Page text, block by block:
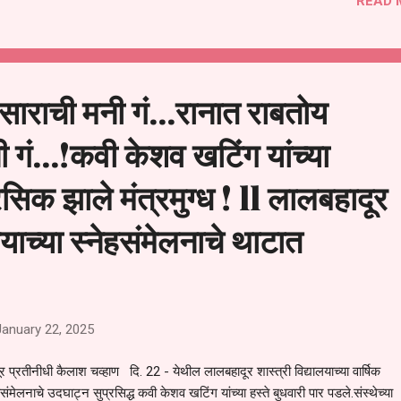
हा मूलमंत्र घालून दिला. त्याप्रमाणे मुंबईसह राज्यात शिवसेनेच्या माध्यमातून
रुग्णवाहिका, गोरगरिबांना मदत, कोणतत्याही अडी-अडचणीच्या व संक...
मनी गं...रानात राबतोय
गं...!कवी केशव खटिंग यांच्या
झाले मंत्रमुग्ध ! ll लालबहादूर
स्नेहसंमेलनाचे थाटात
22, 2025
प्रतीनीधी कैलाश चव्हाण दि. 22 - येथील लालबहादूर शास्त्री विद्यालयाच्या वार्षिक
उदघाट्न सुप्रसिद्ध कवी केशव खटिंग यांच्या हस्ते बुधवारी पार पडले.संस्थेच्या